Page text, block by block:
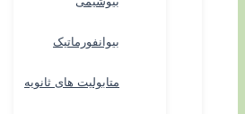
بیوانفورماتیک
متابولیت های ثانویه